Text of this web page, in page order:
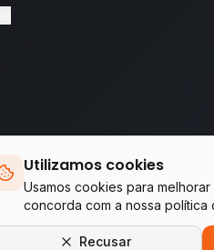
Utilizamos cookies
Usamos cookies para
concorda com a nossa política
Recusar
Empresas do grupo WA